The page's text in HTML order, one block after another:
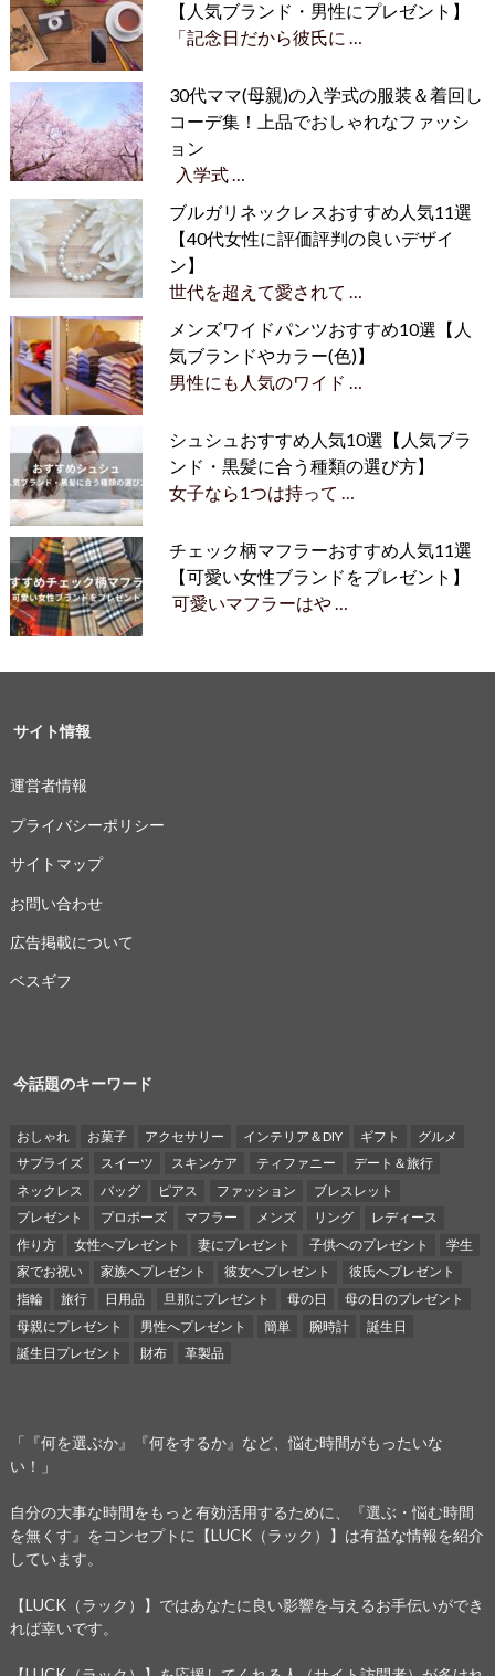
【人気ブランド・男性にプレゼント】
「記念日だから彼氏に …
30代ママ(母親)の入学式の服装＆着回し
コーデ集！上品でおしゃれなファッシ
ョン
入学式 …
ブルガリネックレスおすすめ人気11選
【40代女性に評価評判の良いデザイ
ン】
世代を超えて愛されて …
メンズワイドパンツおすすめ10選【人
気ブランドやカラー(色)】
男性にも人気のワイド …
シュシュおすすめ人気10選【人気ブラ
ンド・黒髪に合う種類の選び方】
女子なら1つは持って …
チェック柄マフラーおすすめ人気11選
【可愛い女性ブランドをプレゼント】
可愛いマフラーはや …
サイト情報
運営者情報
プライバシーポリシー
サイトマップ
お問い合わせ
広告掲載について
ベスギフ
今話題のキーワード
おしゃれ お菓子 アクセサリー インテリア＆DIY ギフト
グルメ
サプライズ
スイーツ スキンケア ティファニー
デート＆旅行
ネックレス
バッグ ピアス ファッション
ブレスレット
プレゼント
プロポーズ マフラー メンズ リング
レディース
作り方
女性へプレゼント 妻にプレゼント 子供へのプレゼント
学生
家でお祝い
家族へプレゼント 彼女へプレゼント
彼氏へプレゼント
指輪
旅行 日用品 旦那にプレゼント 母の日
母の日のプレゼント
母親にプレゼント
男性へプレゼント 簡単 腕時計
誕生日
誕生日プレゼント
財布 革製品
「『何を選ぶか』『何をするか』など、悩む時間がもったいな
い！」
自分の大事な時間をもっと有効活用するために、『選ぶ・悩む時間
を無くす』をコンセプトに【LUCK（ラック）】は有益な情報を紹介
しています。
【LUCK（ラック）】ではあなたに良い影響を与えるお手伝いができ
れば幸いです。